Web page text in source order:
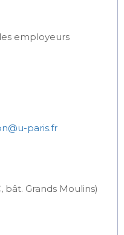
employeurs
paris.fr
bât. Grands Moulins)